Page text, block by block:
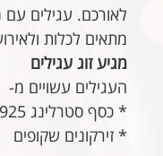
לאורכם. עגילים עם
מתאים לכלות
מגיע זוג עגילים
העגילים עשויים מ-
* כסף סטרלינג 925
* זירקונים שקופים